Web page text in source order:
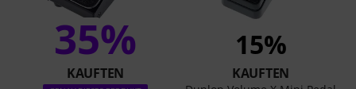
35%
KAUFTEN
15%
KAUFTEN